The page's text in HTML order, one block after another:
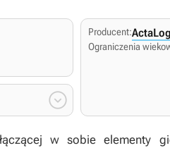

Producent:
Ograniczenia
w sobie elementy